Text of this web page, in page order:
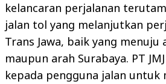
kelancaran perjalanan
jalan tol yang melanjutkan
Trans Jawa, baik yang menuju
maupun arah Surabaya. PT
kepada pengguna jalan untuk